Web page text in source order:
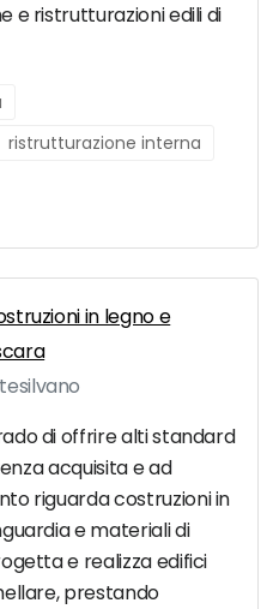
e ristrutturazioni edili di
ristrutturazione interna
in legno e
di offrire alti standard
acquisita e ad
riguarda costruzioni in
e materiali di
e realizza edifici
prestando